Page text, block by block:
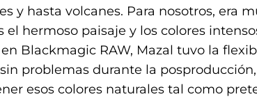
y hasta volcanes. Para nosotros, era
el hermoso paisaje y los colores
Blackmagic RAW, Mazal tuvo la
problemas durante la
esos colores naturales tal como